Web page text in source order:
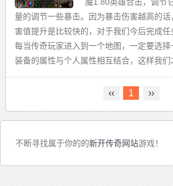
量的调节一些暴击。因为暴击伤害越高的
害值提升是比较快的，对于我们今后完成任
每当传奇玩家进入到一个地图，一定要选
装备的属性与个人属性相互结合，这样我们
‹‹ 1 ››
不断寻找属于你的的新开传奇网站游戏！